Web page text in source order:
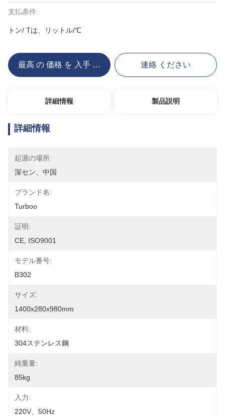
支払条件:
トン/ Tは、リットル/℃
最高 の 価格 を 入手 する 連絡 ください
詳細情報 製品説明
詳細情報
起源の場所:
深セン、中国
ブランド名:
Turboo
証明:
CE, ISO9001
モデル番号:
B302
サイズ:
1400x280x980mm
材料:
304ステンレス鋼
純重量:
85kg
入力:
220V、50Hz